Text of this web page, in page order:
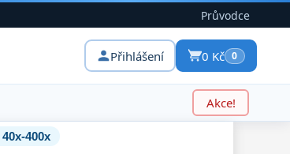
Průvodce
Přihlášení 0 Kč 0
Akce!
400x